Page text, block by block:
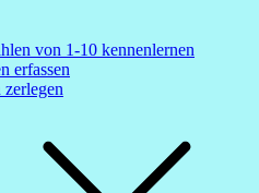
von 1-10 kennenlernen
erfassen
zerlegen